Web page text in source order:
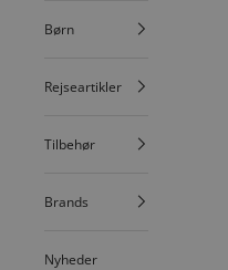
Børn
Rejseartikler
Tilbehør
Brands
Nyheder